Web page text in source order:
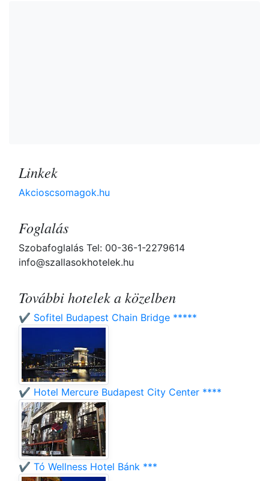
Linkek
Akcioscsomagok.hu
Foglalás
Szobafoglalás Tel: 00-36-1-2279614
info@szallasokhotelek.hu
További hotelek a közelben
✔️ Sofitel Budapest Chain Bridge *****
✔️ Hotel Mercure Budapest City Center ****
✔️ Tó Wellness Hotel Bánk ***